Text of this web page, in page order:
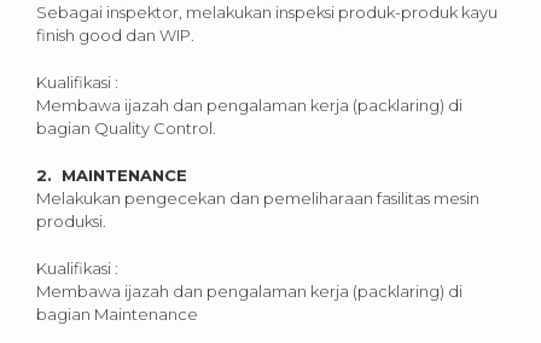
Sebagai inspektor, melakukan inspeksi produk-produk kayu
finish good dan WIP.
Kualifikasi :
Membawa ijazah dan pengalaman kerja (packlaring) di
bagian Quality Control.
2. MAINTENANCE
Melakukan pengecekan dan pemeliharaan fasilitas mesin
produksi.
Kualifikasi :
Membawa ijazah dan pengalaman kerja (packlaring) di
bagian Maintenance